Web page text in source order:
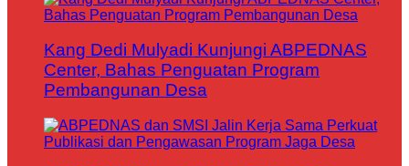
Kang Dedi Mulyadi Kunjungi ABPEDNAS
Center, Bahas Penguatan Program
Pembangunan Desa